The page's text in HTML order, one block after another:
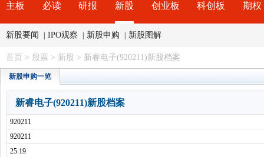
主板 必读 研报 新股 创业板 科创板 期权
新股要闻 IPO观察 新股申购 新股图解
首页 > 股票 > 新股 > 新睿电子(920211)新股档案
新股申购一览
新睿电子(920211)新股档案
920211
920211
25.19